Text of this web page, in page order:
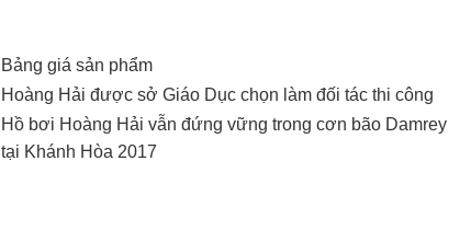
Bảng giá sản phẩm
Hoàng Hải được sở Giáo Dục chọn làm đối tác thi công
Hồ bơi Hoàng Hải vẫn đứng vững trong cơn bão Damrey
tại Khánh Hòa 2017